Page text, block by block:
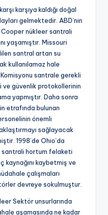
karşıya kaldığı doğal
gelmektedir. ABD’nin
nükleer santrali
yaşamıştır. Missouri
santral artan su
kullanılamaz hale
santrale gerekli
güvenlik protokollerinin
yapmıştır. Daha sonra
etrafında bulunan
önemli
sağlayacak
1998’de Ohio’da
hortum felaketi
kaynağını kaybetmiş ve
çalışmaları
devreye sokulmuştur.
Sektör unsurlarında
aşamasında ne kadar